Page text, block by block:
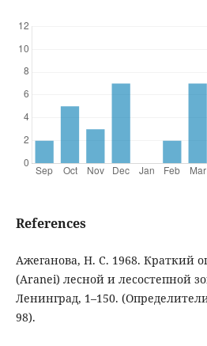
References
Ажеганова, Н. С. 1968. Краткий
(Aranei) лесной и лесостепной
Ленинград, 1–150.
98).